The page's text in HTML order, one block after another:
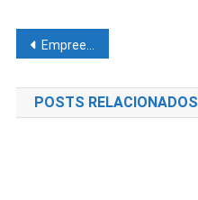
Empreendedorismo digital: Construa um negócio online de sucesso em 2025
POSTS RELACIONADOS